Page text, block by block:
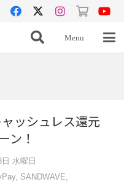
Menu
ッシュレス還元
ン！
水曜日
, SANDWAVE